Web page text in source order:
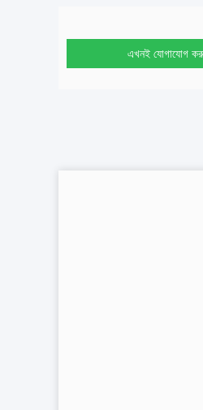
এখনই যোগাযোগ